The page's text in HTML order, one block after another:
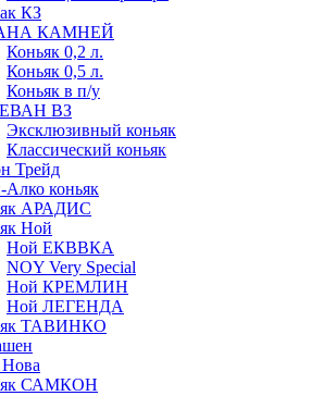
КЗ
КАМНЕЙ
Коньяк 0,2 л.
Коньяк 0,5 л.
Коньяк в п/у
ВЗ
Эксклюзивный коньяк
Классический коньяк
Трейд
Алко коньяк
АРАДИС
Ной
Ной ЕКВВКА
NOY Very Special
Ной КРЕМЛИН
Ной ЛЕГЕНДА
ТАВИНКО
САМКОН